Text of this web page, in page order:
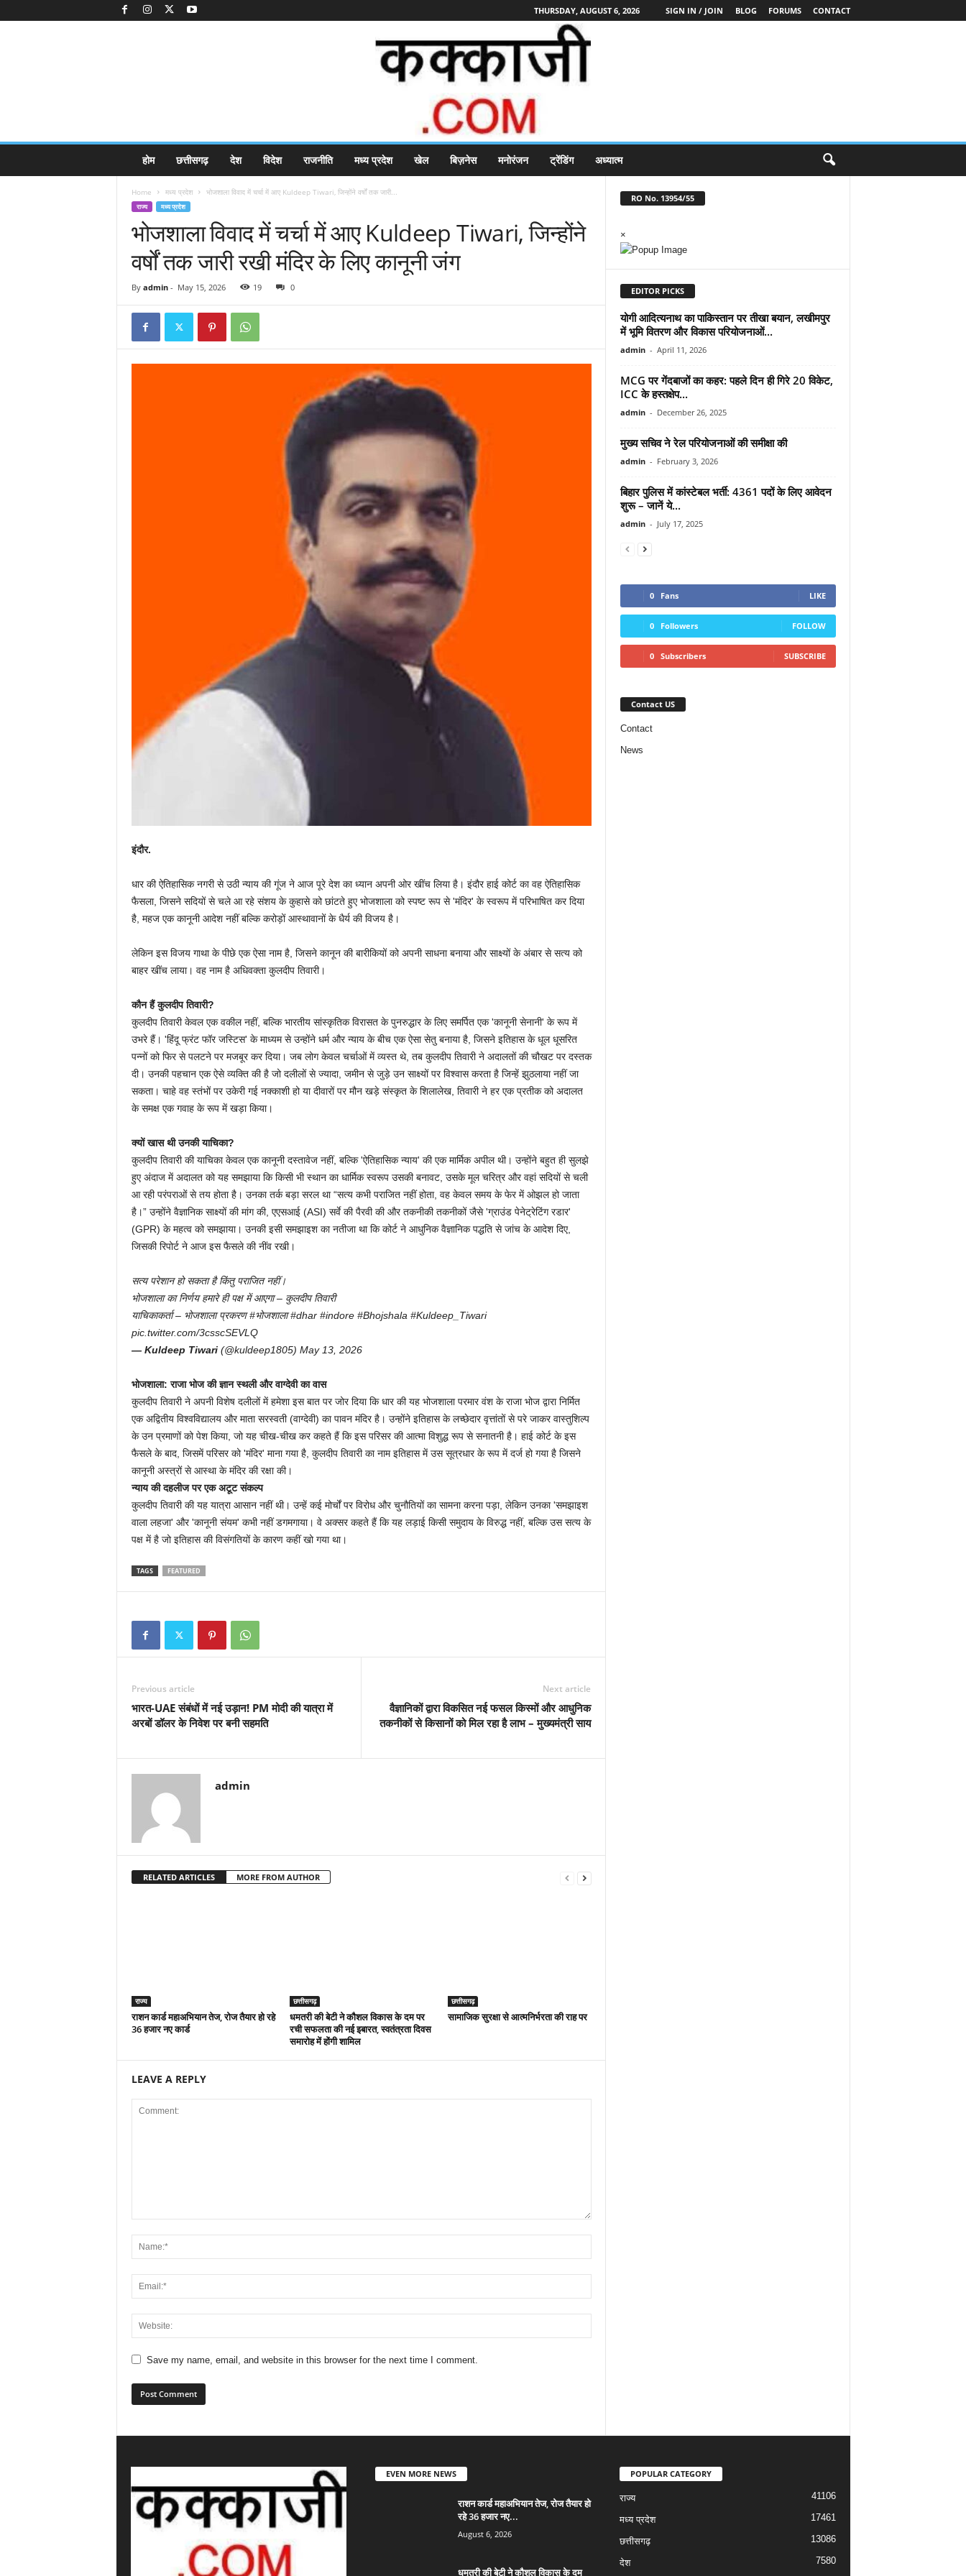
THURSDAY, AUGUST 6, 2026 SIGN IN / JOIN BLOG FORUMS CONTACT
k
होम छत्तीसगढ़ देश विदेश राजनीति मध्य प्रदेश खेल बिज़नेस मनोरंजन ट्रेंडिंग अध्यात्म
Home मध्य प्रदेश भोजशाला विवाद में चर्चा में आए Kuldeep Tiwari, जिन्होंने वर्षों तक जारी...
राज्य मध्य प्रदेश
भोजशाला विवाद में चर्चा में आए Kuldeep Tiwari, जिन्होंने
वर्षों तक जारी रखी मंदिर के लिए कानूनी जंग
By admin- May 15, 2026 19 0
इंदौर.
धार की ऐतिहासिक नगरी से उठी न्याय की गूंज ने आज पूरे देश का ध्यान अपनी ओर खींच लिया है। इंदौर हाई कोर्ट का वह ऐतिहासिक
फैसला, जिसने सदियों से चले आ रहे संशय के कुहासे को छांटते हुए भोजशाला को स्पष्ट रूप से 'मंदिर' के स्वरूप में परिभाषित कर दिया
है, महज एक कानूनी आदेश नहीं बल्कि करोड़ों आस्थावानों के धैर्य की विजय है।
लेकिन इस विजय गाथा के पीछे एक ऐसा नाम है, जिसने कानून की बारीकियों को अपनी साधना बनाया और साक्ष्यों के अंबार से सत्य को
बाहर खींच लाया। वह नाम है अधिवक्ता कुलदीप तिवारी।
कौन हैं कुलदीप तिवारी?
कुलदीप तिवारी केवल एक वकील नहीं, बल्कि भारतीय सांस्कृतिक विरासत के पुनरुद्धार के लिए समर्पित एक 'कानूनी सेनानी' के रूप में
उभरे हैं। 'हिंदू फ्रंट फॉर जस्टिस' के माध्यम से उन्होंने धर्म और न्याय के बीच एक ऐसा सेतु बनाया है, जिसने इतिहास के धूल धूसरित
पन्नों को फिर से पलटने पर मजबूर कर दिया। जब लोग केवल चर्चाओं में व्यस्त थे, तब कुलदीप तिवारी ने अदालतों की चौखट पर दस्तक
दी। उनकी पहचान एक ऐसे व्यक्ति की है जो दलीलों से ज्यादा, जमीन से जुड़े उन साक्ष्यों पर विश्वास करता है जिन्हें झुठलाया नहीं जा
सकता। चाहे वह स्तंभों पर उकेरी गई नक्काशी हो या दीवारों पर मौन खड़े संस्कृत के शिलालेख, तिवारी ने हर एक प्रतीक को अदालत
के समक्ष एक गवाह के रूप में खड़ा किया।
क्यों खास थी उनकी याचिका?
कुलदीप तिवारी की याचिका केवल एक कानूनी दस्तावेज नहीं, बल्कि 'ऐतिहासिक न्याय' की एक मार्मिक अपील थी। उन्होंने बहुत ही सुलझे
हुए अंदाज में अदालत को यह समझाया कि किसी भी स्थान का धार्मिक स्वरूप उसकी बनावट, उसके मूल चरित्र और वहां सदियों से चली
आ रही परंपराओं से तय होता है। उनका तर्क बड़ा सरल था “सत्य कभी पराजित नहीं होता, वह केवल समय के फेर में ओझल हो जाता
है।” उन्होंने वैज्ञानिक साक्ष्यों की मांग की, एएसआई (ASI) सर्वे की पैरवी की और तकनीकी तकनीकों जैसे 'ग्राउंड पेनेट्रेटिंग रडार'
(GPR) के महत्व को समझाया। उनकी इसी समझाइश का नतीजा था कि कोर्ट ने आधुनिक वैज्ञानिक पद्धति से जांच के आदेश दिए,
जिसकी रिपोर्ट ने आज इस फैसले की नींव रखी।
सत्य परेशान हो सकता है किंतु पराजित नहीं।
भोजशाला का निर्णय हमारे ही पक्ष में आएगा – कुलदीप तिवारी
याचिकाकर्ता – भोजशाला प्रकरण #भोजशाला #dhar #indore #Bhojshala #Kuldeep_Tiwari
pic.twitter.com/3csscSEVLQ
— Kuldeep Tiwari(@kuldeep1805) May 13, 2026
भोजशाला: राजा भोज की ज्ञान स्थली और वाग्देवी का वास
कुलदीप तिवारी ने अपनी विशेष दलीलों में हमेशा इस बात पर जोर दिया कि धार की यह भोजशाला परमार वंश के राजा भोज द्वारा निर्मित
एक अद्वितीय विश्वविद्यालय और माता सरस्वती (वाग्देवी) का पावन मंदिर है। उन्होंने इतिहास के लच्छेदार वृत्तांतों से परे जाकर वास्तुशिल्प
के उन प्रमाणों को पेश किया, जो यह चीख-चीख कर कहते हैं कि इस परिसर की आत्मा विशुद्ध रूप से सनातनी है। हाई कोर्ट के इस
फैसले के बाद, जिसमें परिसर को 'मंदिर' माना गया है, कुलदीप तिवारी का नाम इतिहास में उस सूत्रधार के रूप में दर्ज हो गया है जिसने
कानूनी अस्त्रों से आस्था के मंदिर की रक्षा की।
न्याय की दहलीज पर एक अटूट संकल्प
कुलदीप तिवारी की यह यात्रा आसान नहीं थी। उन्हें कई मोर्चों पर विरोध और चुनौतियों का सामना करना पड़ा, लेकिन उनका 'समझाइश
वाला लहजा' और 'कानूनी संयम' कभी नहीं डगमगाया। वे अक्सर कहते हैं कि यह लड़ाई किसी समुदाय के विरुद्ध नहीं, बल्कि उस सत्य के
पक्ष में है जो इतिहास की विसंगतियों के कारण कहीं खो गया था।
TAGS FEATURED
Previous article
भारत-UAE संबंधों में नई उड़ान! PM मोदी की यात्रा में
अरबों डॉलर के निवेश पर बनी सहमति
Next article
वैज्ञानिकों द्वारा विकसित नई फसल किस्मों और आधुनिक
तकनीकों से किसानों को मिल रहा है लाभ – मुख्यमंत्री साय
admin
RELATED ARTICLES MORE FROM AUTHOR
राज्य
राशन कार्ड महाअभियान तेज, रोज तैयार हो रहे
36 हजार नए कार्ड
छत्तीसगढ़
धमतरी की बेटी ने कौशल विकास के दम पर
रची सफलता की नई इबारत, स्वतंत्रता दिवस
समारोह में होंगी शामिल
छत्तीसगढ़
सामाजिक सुरक्षा से आत्मनिर्भरता की राह पर
LEAVE A REPLY
Save my name, email, and website in this browser for the next time I comment.
RO No. 13954/55
×
EDITOR PICKS
योगी आदित्यनाथ का पाकिस्तान पर तीखा बयान, लखीमपुर
में भूमि वितरण और विकास परियोजनाओं...
admin - April 11, 2026
MCG पर गेंदबाजों का कहर: पहले दिन ही गिरे 20 विकेट,
ICC के हस्तक्षेप...
admin - December 26, 2025
मुख्य सचिव ने रेल परियोजनाओं की समीक्षा की
admin - February 3, 2026
बिहार पुलिस में कांस्टेबल भर्ती: 4361 पदों के लिए आवेदन
शुरू – जानें ये...
admin - July 17, 2025
0 Fans LIKE
0 Followers FOLLOW
0 Subscribers SUBSCRIBE
Contact US
Contact
News
EVEN MORE NEWS
राशन कार्ड महाअभियान तेज, रोज तैयार हो
रहे 36 हजार नए...
August 6, 2026
धमतरी की बेटी ने कौशल विकास के दम
POPULAR CATEGORY
राज्य 41106
मध्य प्रदेश 17461
छत्तीसगढ़ 13086
देश 7580